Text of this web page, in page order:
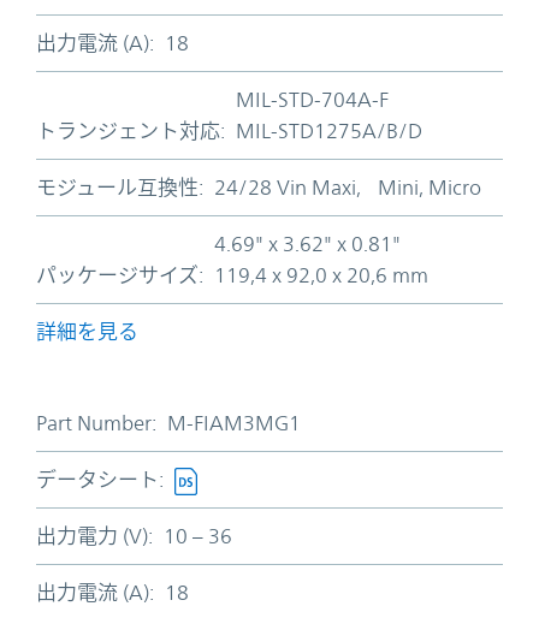
出力電流 (A): 18
トランジェント対応:
MIL-STD-704A-F
MIL-STD1275A/B/D
モジュール互換性: 24/28 Vin Maxi, Mini, Micro
パッケージサイズ:
4.69" x 3.62" x 0.81"
119,4 x 92,0 x 20,6 mm
詳細を見る
Part Number: M-FIAM3MG1
データシート:
出力電力 (V): 10 – 36
出力電流 (A): 18